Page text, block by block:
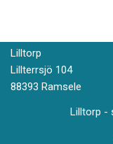
Lilltorp
Lillterrsjö 104
88393 Ramsele
Lilltorp -